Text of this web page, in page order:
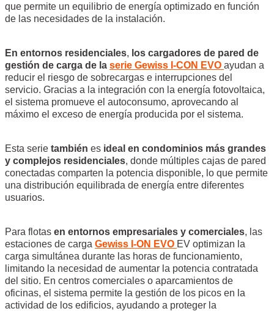
que permite un equilibrio de energía optimizado en función
de las necesidades de la instalación.
En entornos residenciales, los cargadores de pared de
gestión de carga de la serie Gewiss I-CON EVO ayudan a
reducir el riesgo de sobrecargas e interrupciones del
servicio. Gracias a la integración con la energía fotovoltaica,
el sistema promueve el autoconsumo, aprovecando al
máximo el exceso de energía producida por el sistema.
Esta serie también es ideal en condominios más grandes
y complejos residenciales, donde múltiples cajas de pared
conectadas comparten la potencia disponible, lo que permite
una distribución equilibrada de energía entre diferentes
usuarios.
Para flotas en entornos empresariales y comerciales, las
estaciones de carga Gewiss I-ON EVO EV optimizan la
carga simultánea durante las horas de funcionamiento,
limitando la necesidad de aumentar la potencia contratada
del sitio. En centros comerciales o aparcamientos de
oficinas, el sistema permite la gestión de los picos en la
actividad de los edificios, ayudando a proteger la